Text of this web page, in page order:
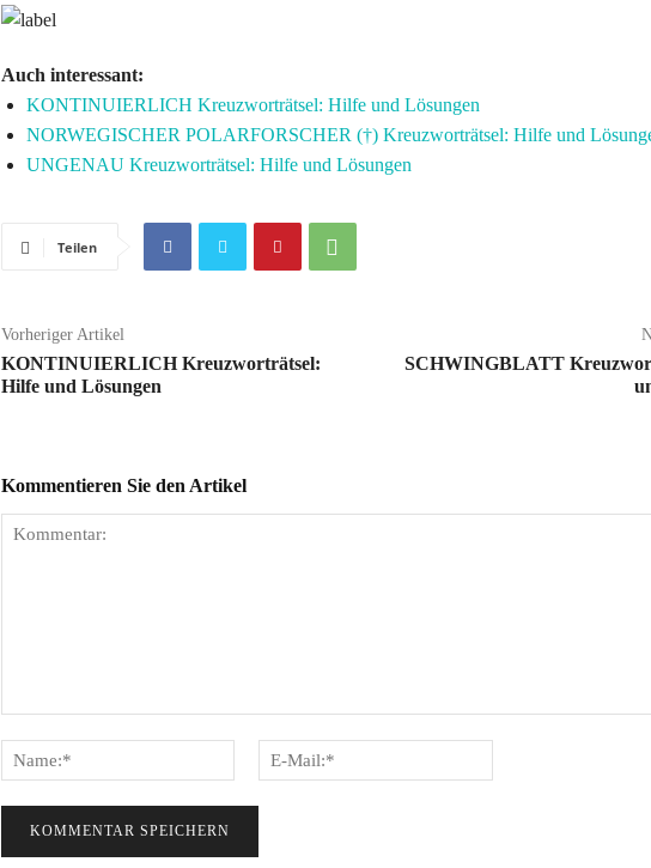
Auch interessant:
KONTINUIERLICH Kreuzworträtsel: Hilfe und Lösungen
NORWEGISCHER POLARFORSCHER (†) Kreuzworträtsel: Hilfe und
UNGENAU Kreuzworträtsel: Hilfe und Lösungen
Teilen
Vorheriger Artikel
KONTINUIERLICH Kreuzworträtsel:
Hilfe und Lösungen
SCHWINGBLATT
Kommentieren Sie den Artikel
Name:*
Mail:*